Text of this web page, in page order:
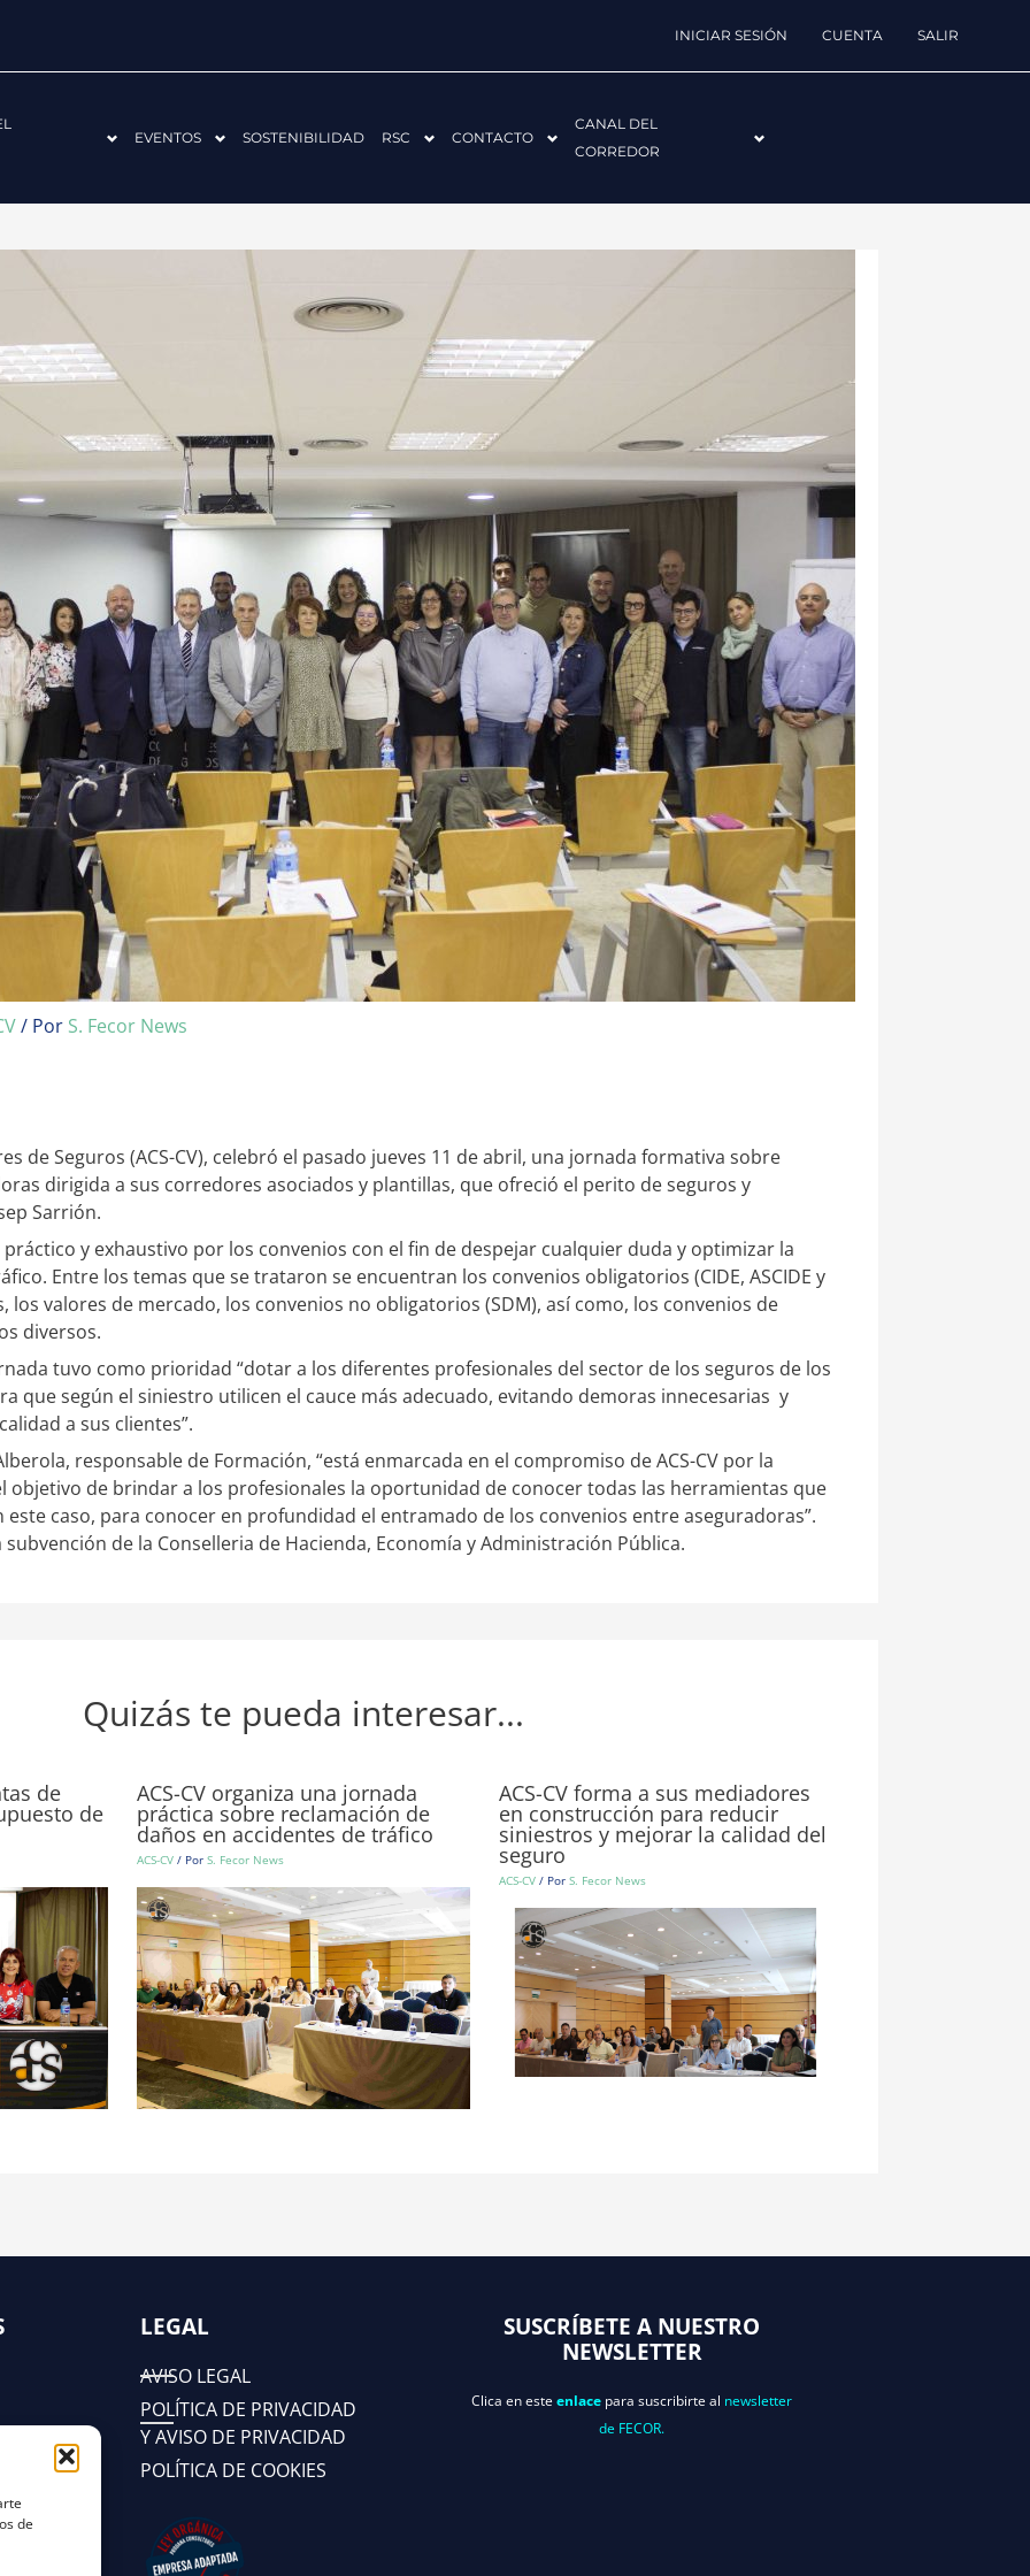
de
INICIAR SESIÓN CUENTA SALIR
EVENTOS SOSTENIBILIDAD RSC CONTACTO
CANAL DEL
CORREDOR
/ Por S. Fecor News
de Seguros (ACS-CV), celebró el pasado jueves 11 de abril, una jornada formativa sobre
dirigida a sus corredores asociados y plantillas, que ofreció el perito de seguros y
Sarrión.
y exhaustivo por los convenios con el fin de despejar cualquier duda y optimizar la
Entre los temas que se trataron se encuentran los convenios obligatorios (CIDE, ASCIDE y
los valores de mercado, los convenios no obligatorios (SDM), así como, los convenios de
diversos.
tuvo como prioridad “dotar a los diferentes profesionales del sector de los seguros de los
que según el siniestro utilicen el cauce más adecuado, evitando demoras innecesarias y
a sus clientes”.
responsable de Formación, “está enmarcada en el compromiso de ACS-CV por la
objetivo de brindar a los profesionales la oportunidad de conocer todas las herramientas que
este caso, para conocer en profundidad el entramado de los convenios entre aseguradoras”.
de la Conselleria de Hacienda, Economía y Administración Pública.
Quizás te pueda interesar...
de
de
ACS-CV organiza una jornada
práctica sobre reclamación de
daños en accidentes de tráfico
ACS-CV / Por S. Fecor News
ACS-CV forma a sus mediadores
en construcción para reducir
siniestros y mejorar la calidad del
seguro
ACS-CV / Por S. Fecor News
LEGAL
AVISO LEGAL
POLÍTICA DE PRIVACIDAD
Y AVISO DE PRIVACIDAD
POLÍTICA DE COOKIES
SUSCRÍBETE A NUESTRO
NEWSLETTER
Clica en este enlace para suscribirte al newsletter
de FECOR.